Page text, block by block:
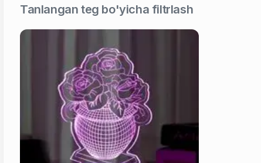
Tanlangan teg bo'yicha filtrlash